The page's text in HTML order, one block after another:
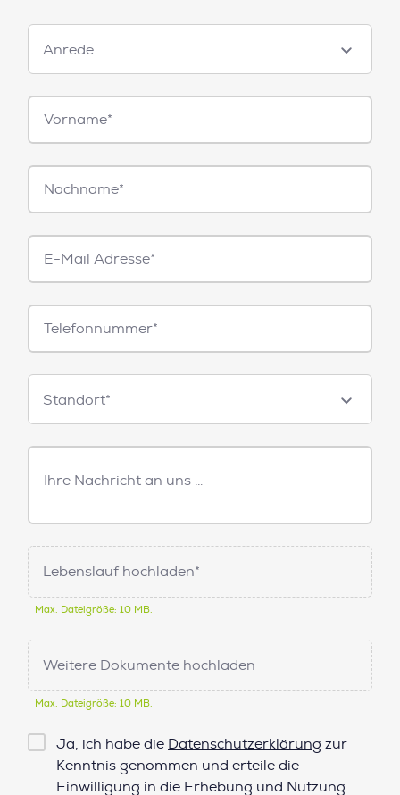
Anrede
Anrede
Vorname*
Nachname*
E-
Mail*
Telefonnummer
Standorte
Standort*
Freitext
Nachricht
Lebenslauf hochladen*
Max. Dateigröße: 10 MB.
Weitere Dokumente hochladen
Max. Dateigröße: 10 MB.
Checkbox
Datenschutz*
Ja, ich habe die Datenschutzerklärung zur
Kenntnis genommen und erteile die
Einwilligung in die Erhebung und Nutzung